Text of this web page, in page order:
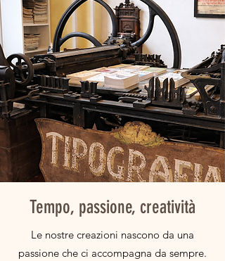
Tempo, passione, creatività
Le nostre creazioni nascono da una
passione che ci accompagna da sempre.